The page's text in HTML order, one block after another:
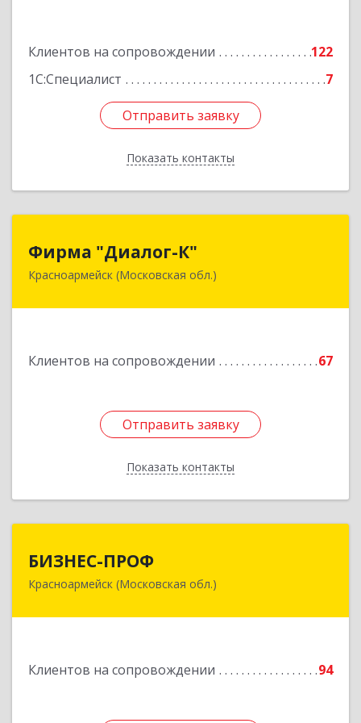
Клиентов на сопровождении
122
1С:Специалист
7
Отправить заявку
Показать контакты
Подробнее
Отправить заявку
Назад
Фирма "Диалог-К"
Красноармейск (Московская обл.)
Клиентов на сопровождении 67
Отправить заявку
Показать контакты
141292, Московская обл, Красноармейск г,
Отправить заявку
Назад
БИЗНЕС-ПРОФ
Красноармейск (Московская обл.)
Клиентов на сопровождении 94
141290, Московская обл, Красноармейск г,